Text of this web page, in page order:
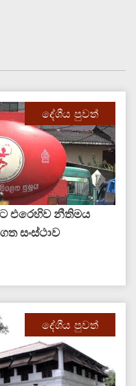
දේශීය පුවත්
එරෙහිව නීතිමය
සංස්ථාව
දේශීය පුවත්